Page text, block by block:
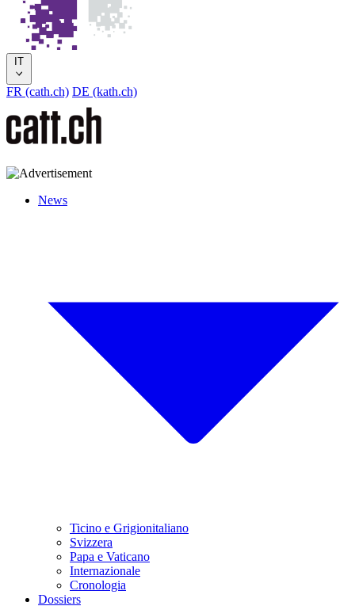
IT
FR (cath.ch) DE (kath.ch)
News
Ticino e Grigionitaliano
Svizzera
Papa e Vaticano
Internazionale
Cronologia
Dossiers